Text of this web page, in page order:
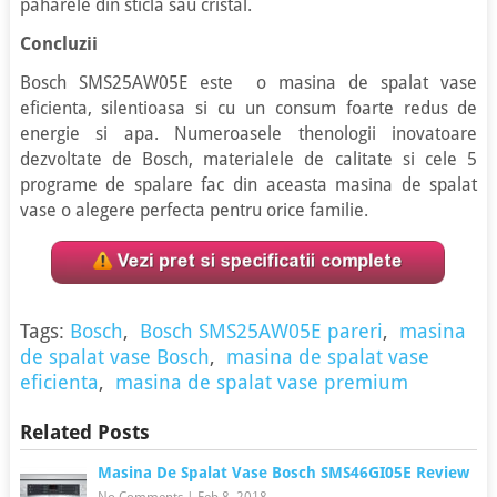
paharele din sticla sau cristal.
Concluzii
Bosch SMS25AW05E este o masina de spalat vase
eficienta, silentioasa si cu un consum foarte redus de
energie si apa. Numeroasele thenologii inovatoare
dezvoltate de Bosch, materialele de calitate si cele 5
programe de spalare fac din aceasta masina de spalat
vase o alegere perfecta pentru orice familie.
Tags: Bosch, Bosch SMS25AW05E pareri, masina
de spalat vase Bosch, masina de spalat vase
eficienta, masina de spalat vase premium
Related Posts
Masina De Spalat Vase Bosch SMS46GI05E Review